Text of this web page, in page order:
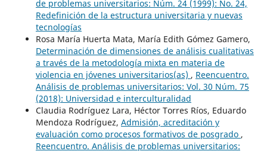
de problemas universitarios: Núm. 24 (1999): No. 24,
Redefinición de la estructura universitaria y nuevas
tecnologías
Rosa María Huerta Mata, María Edith Gómez Gamero,
Determinación de dimensiones de análisis cualitativas
a través de la metodología mixta en materia de
violencia en jóvenes universitarios(as) , Reencuentro.
Análisis de problemas universitarios: Vol. 30 Núm. 75
(2018): Universidad e interculturalidad
Claudia Rodríguez Lara, Héctor Torres Ríos, Eduardo
Mendoza Rodríguez, Admisión, acreditación y
evaluación como procesos formativos de posgrado ,
Reencuentro. Análisis de problemas universitarios: